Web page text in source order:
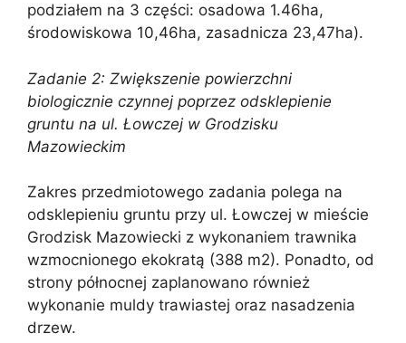
podziałem na 3 części: osadowa 1.46ha,
środowiskowa 10,46ha, zasadnicza 23,47ha).
Zadanie 2: Zwiększenie powierzchni
biologicznie czynnej poprzez odsklepienie
gruntu na ul. Łowczej w Grodzisku
Mazowieckim
Zakres przedmiotowego zadania polega na
odsklepieniu gruntu przy ul. Łowczej w mieście
Grodzisk Mazowiecki z wykonaniem trawnika
wzmocnionego ekokratą (388 m2). Ponadto, od
strony północnej zaplanowano również
wykonanie muldy trawiastej oraz nasadzenia
drzew.